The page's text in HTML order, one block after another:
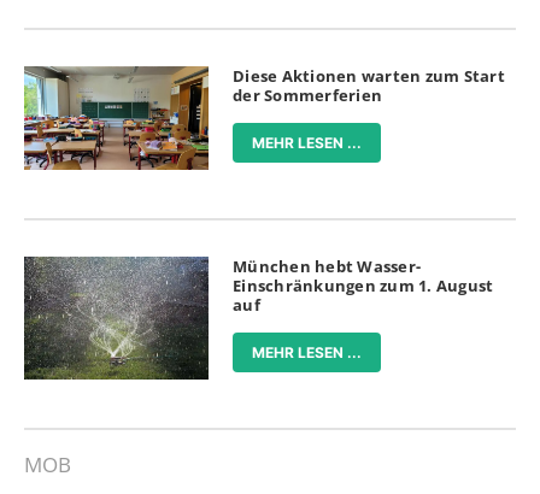
Diese Aktionen warten zum Start
der Sommerferien
MEHR LESEN ...
München hebt Wasser-
Einschränkungen zum 1. August
auf
MEHR LESEN ...
MOB